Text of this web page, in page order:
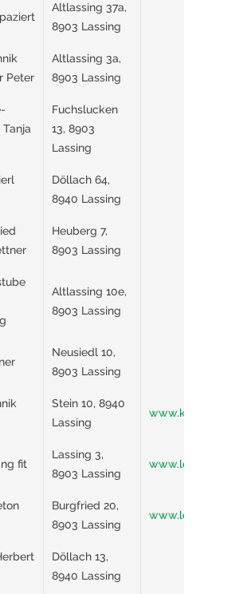
Altlassing 37a,
8903 Lassing
Peter
Altlassing 3a,
8903 Lassing
Tanja
Fuchslucken
13, 8903
Lassing
Döllach 64,
8940 Lassing
Heuberg 7,
8903 Lassing
Altlassing 10e,
8903 Lassing
Neusiedl 10,
8903 Lassing
Stein 10, 8940
Lassing
www.kfz-
fit
Lassing 3,
8903 Lassing
Burgfried 20,
8903 Lassing
www.leube.eu/
Döllach 13,
8940 Lassing